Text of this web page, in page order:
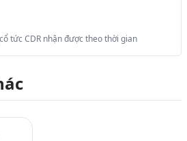
tức CDR nhận được theo thời gian